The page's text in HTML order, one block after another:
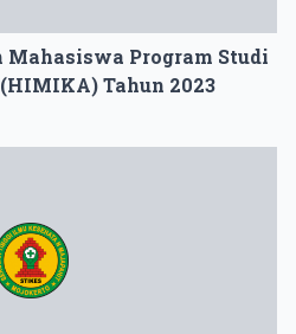
Program Studi
Tahun 2023